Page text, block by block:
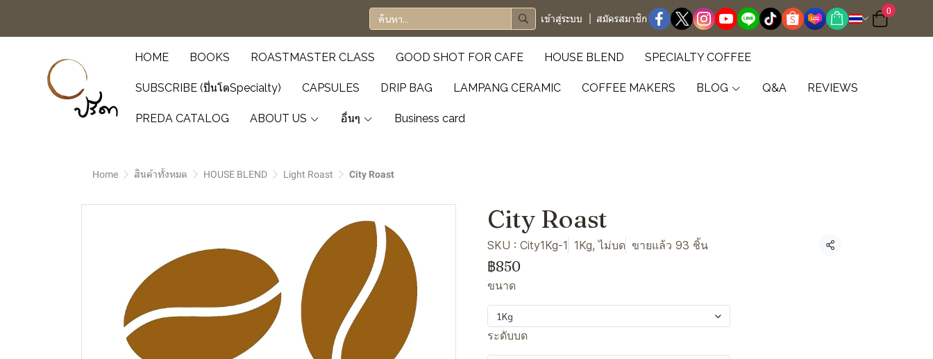
เข้าสู่ระบบ สมัครสมาชิก
0
HOME BOOKS ROASTMASTER CLASS GOOD SHOT FOR CAFE HOUSE BLEND SPECIALTY COFFEE
SUBSCRIBE (ปิ่นโตSpecialty) CAPSULES DRIP BAG LAMPANG CERAMIC COFFEE MAKERS BLOG Q&A REVIEWS
PREDA CATALOG ABOUT US อื่นๆ Business card
Home สินค้าทั้งหมด HOUSE BLEND Light Roast City Roast
City Roast
SKU : City1Kg-1 1Kg, ไม่บด ขายแล้ว 93 ชิ้น แชร์
฿850
ขนาด
1Kg
ระดับบด